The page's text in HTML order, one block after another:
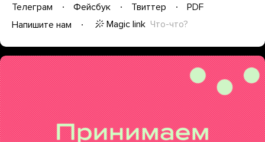
Телеграм Фейсбук Твиттер
PDF
Напишите нам
Magic link Что-что?